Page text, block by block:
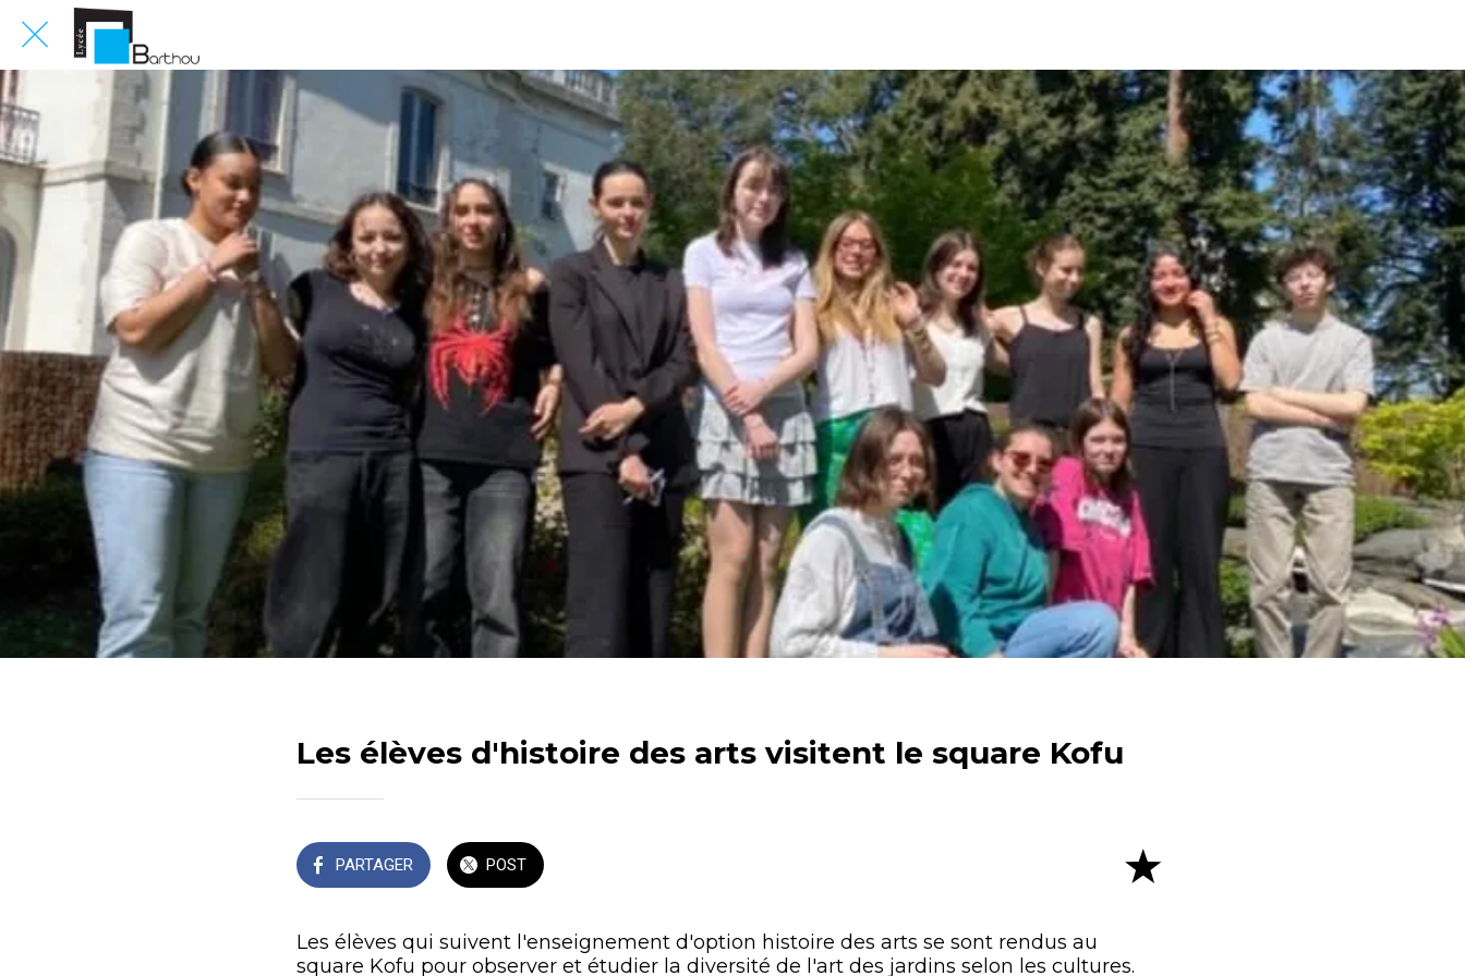
Les élèves d'histoire des arts visitent le square Kofu
PARTAGER POST
Les élèves qui suivent l'enseignement d'option histoire des arts se sont rendus au
square Kofu pour observer et étudier la diversité de l'art des jardins selon les cultures.